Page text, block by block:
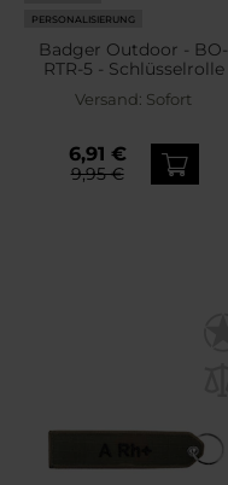
PERSONALISIERUNG
Badger Outdoor - BO-
RTR-5 - Schlüsselrolle
Versand: Sofort
6,91 €
9,95 €